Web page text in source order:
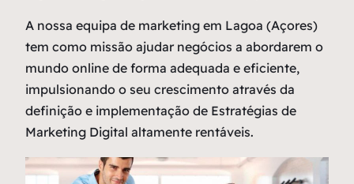
A nossa equipa de marketing em Lagoa (Açores)
tem como missão ajudar negócios a abordarem o
mundo online de forma adequada e eficiente,
impulsionando o seu crescimento através da
definição e implementação de Estratégias de
Marketing Digital altamente rentáveis.